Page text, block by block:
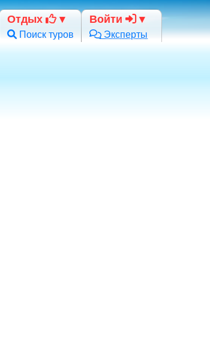
Отдых
Поиск туров
Войти
Эксперты